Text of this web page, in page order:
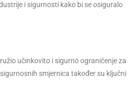
i sigurnosti kako bi se osiguralo
učinkovito i sigurno ograničenje za
smjernica također su ključni